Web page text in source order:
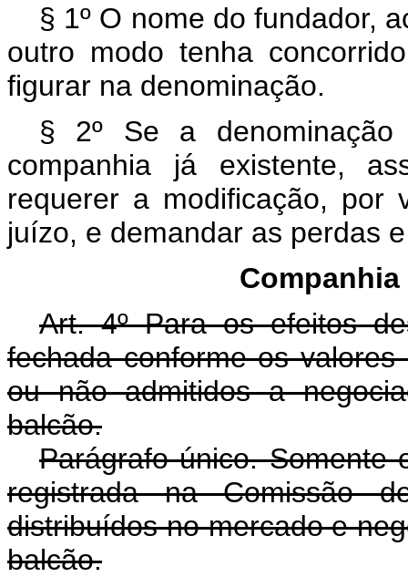
§ 1º O nome do fundador,
outro modo tenha
figurar na denominação.
§ 2º Se a
companhia já existente,
requerer a modificação, por
juízo, e demandar as perdas
Art. 4º Para os efeitos
fechada conforme os
ou não admitidos a
balcão.
Parágrafo único. Somente
registrada na Comissão
distribuídos no mercado e
balcão.